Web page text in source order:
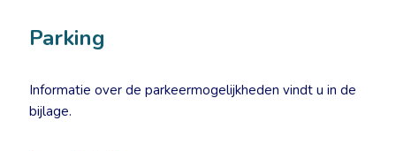
Parking
Informatie over de parkeermogelijkheden vindt u in de
bijlage.